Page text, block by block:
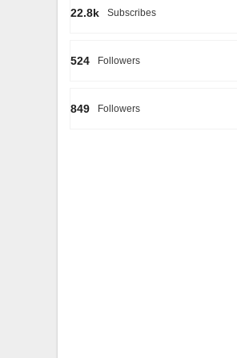
22.8k Subscribes
524 Followers
849 Followers